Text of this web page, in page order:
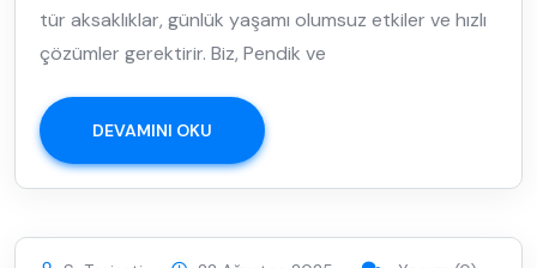
tür aksaklıklar, günlük yaşamı olumsuz etkiler ve hızlı
çözümler gerektirir. Biz, Pendik ve
DEVAMINI OKU